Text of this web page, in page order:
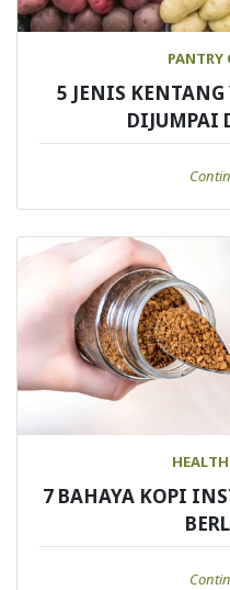
5 JENIS
DIJUMPAI
7 BAHAYA KOPI